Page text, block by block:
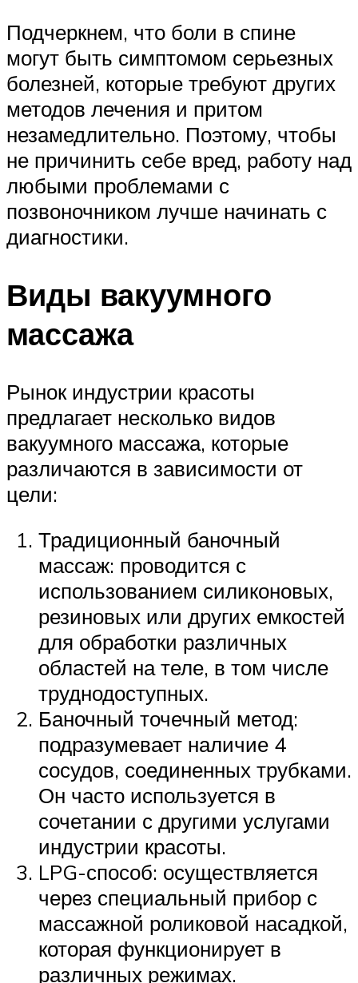
Подчеркнем, что боли в спине
могут быть симптомом серьезных
болезней, которые требуют других
методов лечения и притом
незамедлительно. Поэтому, чтобы
не причинить себе вред, работу над
любыми проблемами с
позвоночником лучше начинать с
диагностики.
Виды вакуумного
массажа
Рынок индустрии красоты
предлагает несколько видов
вакуумного массажа, которые
различаются в зависимости от
цели:
Традиционный баночный
массаж: проводится с
использованием силиконовых,
резиновых или других емкостей
для обработки различных
областей на теле, в том числе
труднодоступных.
Баночный точечный метод:
подразумевает наличие 4
сосудов, соединенных трубками.
Он часто используется в
сочетании с другими услугами
индустрии красоты.
LPG-способ: осуществляется
через специальный прибор с
массажной роликовой насадкой,
которая функционирует в
различных режимах.